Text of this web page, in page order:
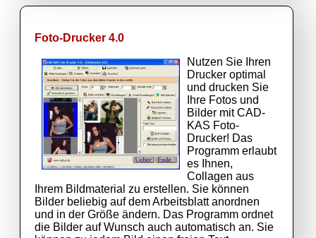
Foto-Drucker 4.0
Nutzen Sie Ihren
Drucker optimal
und drucken Sie
Ihre Fotos und
Bilder mit CAD-
KAS Foto-
Drucker! Das
Programm erlaubt
es Ihnen,
Collagen aus
Ihrem Bildmaterial zu erstellen. Sie können
Bilder beliebig auf dem Arbeitsblatt anordnen
und in der Größe ändern. Das Programm ordnet
die Bilder auf Wunsch auch automatisch an. Sie